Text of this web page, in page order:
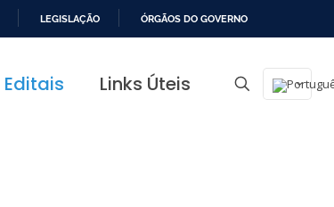
LEGISLAÇÃO ÓRGÃOS DO GOVERNO
Editais Links Úteis